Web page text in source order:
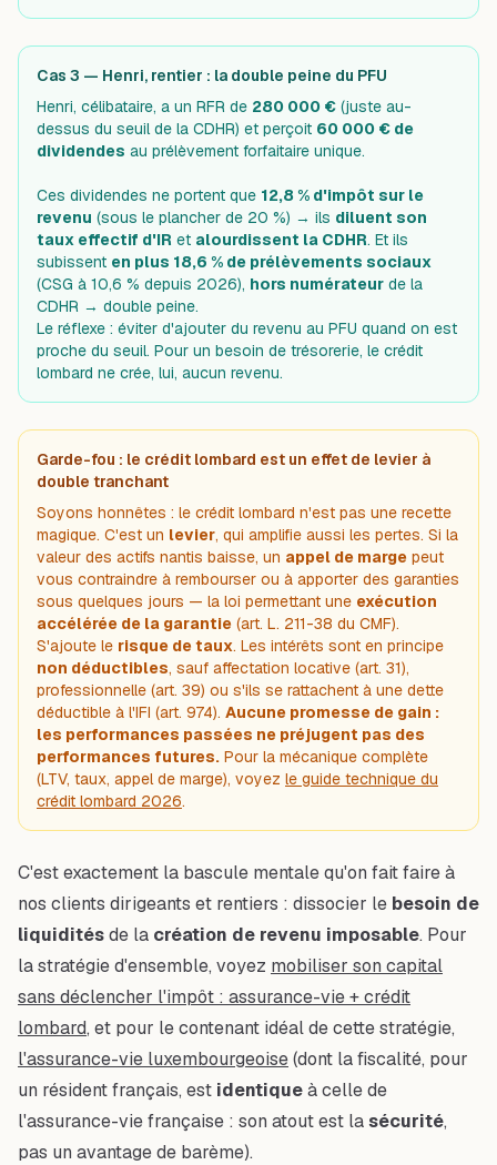
Cas 3 — Henri, rentier : la double peine du PFU
Henri, célibataire, a un RFR de 280 000 € (juste au-
dessus du seuil de la CDHR) et perçoit 60 000 € de
dividendes au prélèvement forfaitaire unique.
Ces dividendes ne portent que 12,8 % d'impôt sur le
revenu (sous le plancher de 20 %) → ils diluent son
taux effectif d'IR et alourdissent la CDHR. Et ils
subissent en plus 18,6 % de prélèvements sociaux
(CSG à 10,6 % depuis 2026), hors numérateur de la
CDHR → double peine.
Le réflexe : éviter d'ajouter du revenu au PFU quand on est
proche du seuil. Pour un besoin de trésorerie, le crédit
lombard ne crée, lui, aucun revenu.
Garde-fou : le crédit lombard est un effet de levier à
double tranchant
Soyons honnêtes : le crédit lombard n'est pas une recette
magique. C'est un levier, qui amplifie aussi les pertes. Si la
valeur des actifs nantis baisse, un appel de marge peut
vous contraindre à rembourser ou à apporter des garanties
sous quelques jours — la loi permettant une exécution
accélérée de la garantie (art. L. 211-38 du CMF).
S'ajoute le risque de taux. Les intérêts sont en principe
non déductibles, sauf affectation locative (art. 31),
professionnelle (art. 39) ou s'ils se rattachent à une dette
déductible à l'IFI (art. 974). Aucune promesse de gain :
les performances passées ne préjugent pas des
performances futures. Pour la mécanique complète
(LTV, taux, appel de marge), voyez le guide technique du
crédit lombard 2026.
C'est exactement la bascule mentale qu'on fait faire à
nos clients dirigeants et rentiers : dissocier le besoin de
liquiditésde la création de revenu imposable. Pour
la stratégie d'ensemble, voyez mobiliser son capital
sans déclencher l'impôt : assurance-vie + crédit
lombard, et pour le contenant idéal de cette stratégie,
l'assurance-vie luxembourgeoise(dont la fiscalité, pour
un résident français, est identiqueà celle de
l'assurance-vie française : son atout est lasécurité,
pas un avantage de barème).